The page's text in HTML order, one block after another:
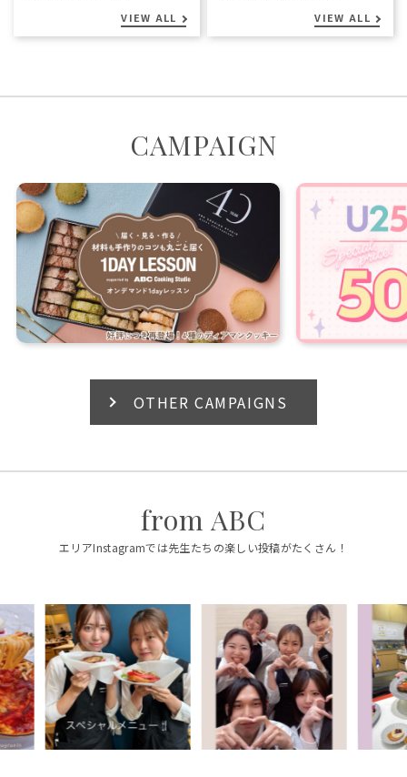
VIEW ALL VIEW ALL
CAMPAIGN
OTHER CAMPAIGNS
from ABC
エリアInstagramでは先生たちの楽しい投稿がたくさん！